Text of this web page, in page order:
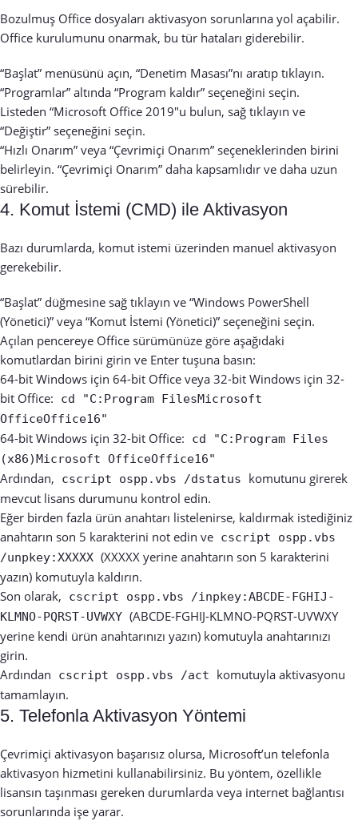
Bozulmuş Office dosyaları aktivasyon sorunlarına yol açabilir.
Office kurulumunu onarmak, bu tür hataları giderebilir.
“Başlat” menüsünü açın, “Denetim Masası”nı aratıp tıklayın.
“Programlar” altında “Program kaldır” seçeneğini seçin.
Listeden “Microsoft Office 2019″u bulun, sağ tıklayın ve
“Değiştir” seçeneğini seçin.
“Hızlı Onarım” veya “Çevrimiçi Onarım” seçeneklerinden birini
belirleyin. “Çevrimiçi Onarım” daha kapsamlıdır ve daha uzun
sürebilir.
4. Komut İstemi (CMD) ile Aktivasyon
Bazı durumlarda, komut istemi üzerinden manuel aktivasyon
gerekebilir.
“Başlat” düğmesine sağ tıklayın ve “Windows PowerShell
(Yönetici)” veya “Komut İstemi (Yönetici)” seçeneğini seçin.
Açılan pencereye Office sürümünüze göre aşağıdaki
komutlardan birini girin ve Enter tuşuna basın:
64-bit Windows için 64-bit Office veya 32-bit Windows için 32-
bit Office:
cd "C:Program FilesMicrosoft
OfficeOffice16"
64-bit Windows için 32-bit Office:
cd "C:Program Files
(x86)Microsoft OfficeOffice16"
Ardından, cscript ospp.vbs /dstatus
komutunu girerek
mevcut lisans durumunu kontrol edin.
Eğer birden fazla ürün anahtarı listelenirse, kaldırmak istediğiniz
anahtarın son 5 karakterini not edin ve cscript ospp.vbs
/unpkey:XXXXX (XXXXX yerine anahtarın son 5 karakterini
yazın) komutuyla kaldırın.
Son olarak,
cscript ospp.vbs /inpkey:ABCDE-FGHIJ-
KLMNO-PQRST-UVWXY (ABCDE-FGHIJ-KLMNO-PQRST-UVWXY
yerine kendi ürün anahtarınızı yazın) komutuyla anahtarınızı
girin.
Ardından
cscript ospp.vbs /act
komutuyla aktivasyonu
tamamlayın.
5. Telefonla Aktivasyon Yöntemi
Çevrimiçi aktivasyon başarısız olursa, Microsoft’un telefonla
aktivasyon hizmetini kullanabilirsiniz. Bu yöntem, özellikle
lisansın taşınması gereken durumlarda veya internet bağlantısı
sorunlarında işe yarar.